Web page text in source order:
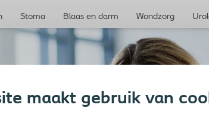
maakt gebruik van
Stoma Blaas en darm Wondzorg